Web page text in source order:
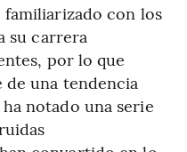
con los
su carrera
por lo que
una tendencia
notado una serie